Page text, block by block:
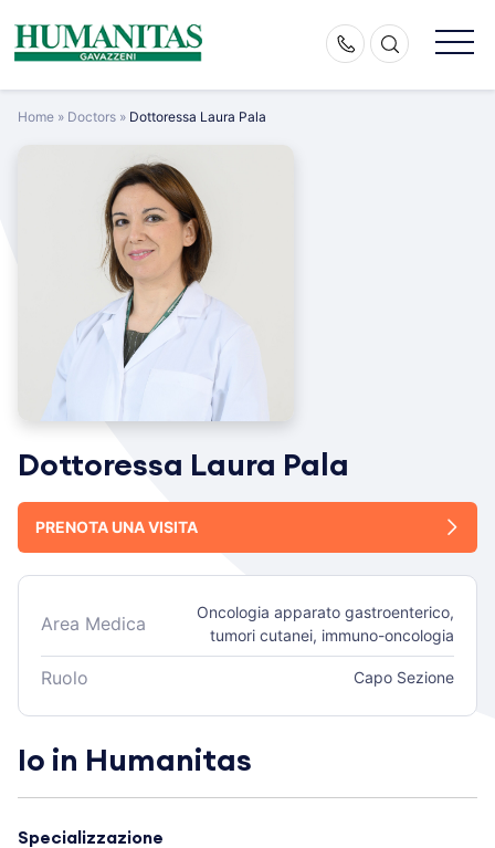
content
Home » Doctors » Dottoressa Laura Pala
Dottoressa Laura Pala
PRENOTA UNA VISITA
Area Medica
Oncologia apparato gastroenterico,
tumori cutanei, immuno-oncologia
Ruolo Capo Sezione
Io in Humanitas
Specializzazione